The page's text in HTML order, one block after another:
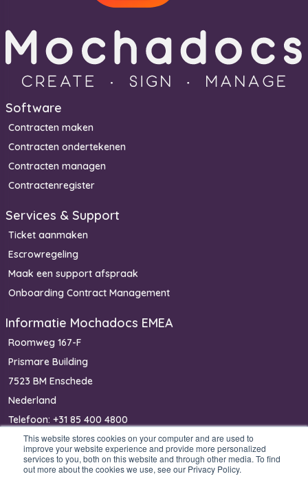
This website stores cookies on your computer and are used to
improve your website experience and provide more personalized
services to you, both on this website and through other media. To find
out more about the cookies we use, see our Privacy Policy.
Software
Contracten maken
Contracten ondertekenen
Contracten managen
Contractenregister
Services & Support
Ticket aanmaken
Escrowregeling
Maak een support afspraak
Onboarding Contract Management
Informatie Mochadocs EMEA
Roomweg 167-F
Prismare Building
7523 BM Enschede
Nederland
Telefoon: +31 85 400 4800
IBAN: NL40 RABO 0368 2411 14
KvK: 81453825